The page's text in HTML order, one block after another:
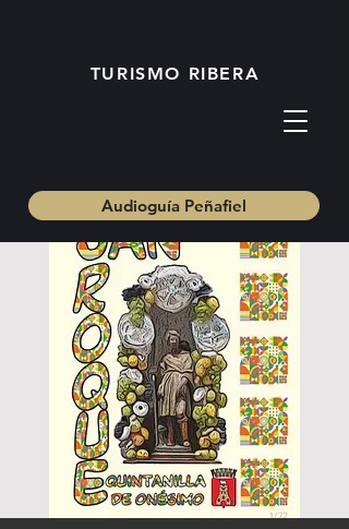
TURISMO RIBERA
Audioguía Peñafiel